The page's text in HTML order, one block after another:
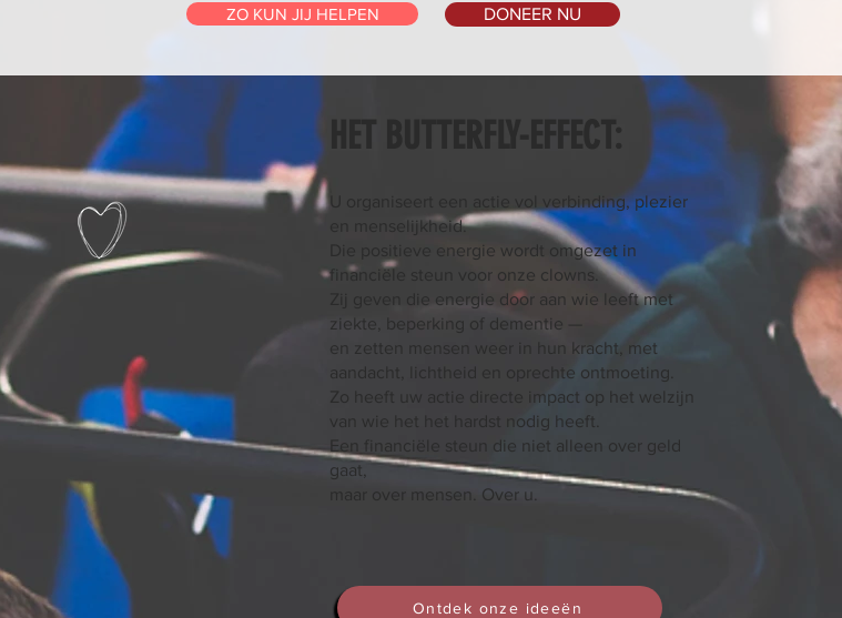
ZO KUN JIJ HELPEN DONEER NU
HET BUTTERFLY-EFFECT:
U organiseert een actie vol verbinding, plezier
en menselijkheid.
Die positieve energie wordt omgezet in
financiële steun voor onze clowns.
Zij geven die energie door aan wie leeft met
ziekte, beperking of dementie —
en zetten mensen weer in hun kracht, met
aandacht, lichtheid en oprechte ontmoeting.
Zo heeft uw actie directe impact op het welzijn
van wie het het hardst nodig heeft.
Een financiële steun die niet alleen over geld
gaat,
maar over mensen. Over u.
Ontdek onze ideeën